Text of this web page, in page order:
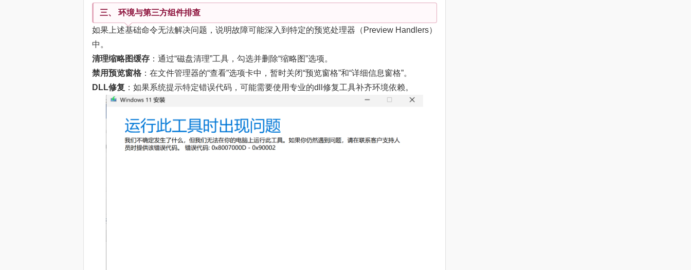
三、 环境与第三方组件排查
如果上述基础命令无法解决问题，说明故障可能深入到特定的预览处理器（Preview Handlers）
中。
清理缩略图缓存 ：通过“磁盘清理”工具，勾选并删除“缩略图”选项。
禁用预览窗格 ：在文件管理器的“查看”选项卡中，暂时关闭“预览窗格”和“详细信息窗格”。
DLL修复 ：如果系统提示特定错误代码，可能需要使用专业的dll修复工具补齐环境依赖。